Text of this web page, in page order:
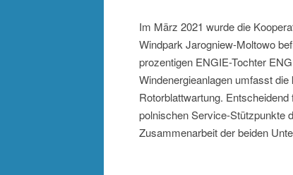
Im März 2021 wurde die
Windpark Jarogniew-Moltowo
prozentigen ENGIE-Tochter
Windenergieanlagen umfasst
Rotorblattwartung.
polnischen Service-Stützpunkte
Zusammenarbeit der beiden